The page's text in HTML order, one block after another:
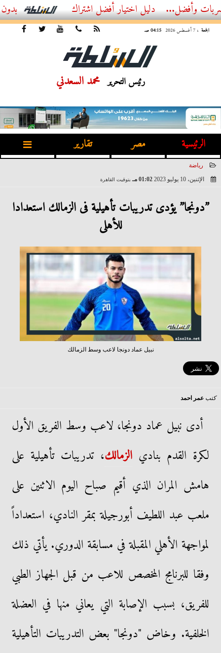
أفضل اشتراك IPTV بدون تقطيع 2026 – دليل المشاهد العصري
الجمعة ، 7 أغسطس 2026 04:15 صـ
رئيس التحرير محمد السعدني
الرئيسية مصر تقارير
رياضة
الإثنين، 10 يوليو 2023
01:02 مـ بتوقيت القاهرة
”دونجا” يؤدى تدريبات تأهيلية فى الزمالك استعدادا
للأهلى
نبيل عماد دونجا لاعب وسط الزمالك
كتب عمر احمد
أدى نبيل عماد دونجا، لاعب وسط الفريق الأول
لكرة القدم بنادي الزمالك، تدريبات تأهيلية على
هامش المران الذي أقيم صباح اليوم الاثنين على
ملعب عبد اللطيف أبورجيلة بمقر النادي، استعداداً
لمواجهة الأهلي المقبلة في مسابقة الدوري. يأتي ذلك
وفقا للبرنامج المخصص للاعب من قبل الجهاز الطبي
للفريق، بسبب الإصابة التي يعاني منها في العضلة
الخلفية. وخاض "دونجا" بعض التدريبات التأهيلية